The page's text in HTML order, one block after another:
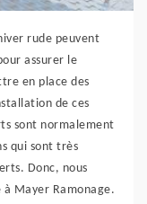
rude peuvent
assurer le
en place des
de ces
sont normalement
qui sont très
Donc, nous
à Mayer Ramonage.